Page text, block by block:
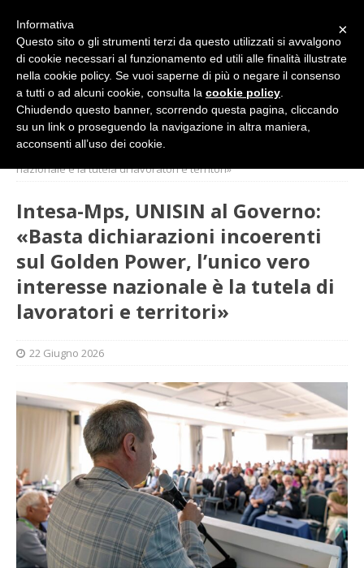
BANCHE
Intesa-Mps, UNISIN al Governo: «Basta
dichiarazioni incoerenti sul Golden Power, l’unico vero interesse
nazionale è la tutela di lavoratori e territori»
Intesa-Mps, UNISIN al Governo:
«Basta dichiarazioni incoerenti
sul Golden Power, l’unico vero
interesse nazionale è la tutela di
lavoratori e territori»
22 Giugno 2026
×
Informativa
Questo sito o gli strumenti terzi da questo utilizzati si avvalgono
di cookie necessari al funzionamento ed utili alle finalità illustrate
nella cookie policy. Se vuoi saperne di più o negare il consenso
a tutti o ad alcuni cookie, consulta la cookie policy
Chiudendo questo banner, scorrendo questa pagina, cliccando
su un link o proseguendo la navigazione in altra maniera,
acconsenti all’uso dei cookie.